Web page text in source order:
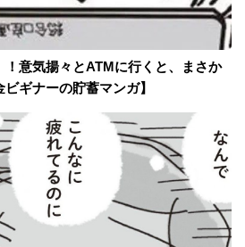
意気揚々とATMに行くと、まさか
ギナーの貯蓄マンガ】